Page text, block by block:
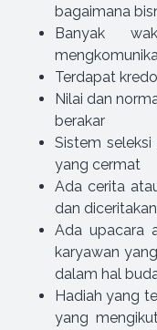
bagaimana
Banyak
Terdapat
Nilai dan
berakar
Sistem
yang cermat
Ada cerita
dan diceritakan
Ada upacara
karyawan
dalam hal
Hadiah yang
yang